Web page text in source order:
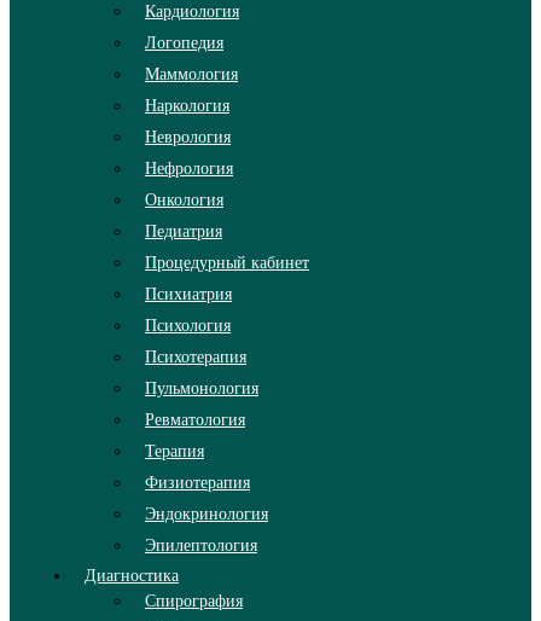
Кардиология
Логопедия
Маммология
Наркология
Неврология
Нефрология
Онкология
Педиатрия
Процедурный кабинет
Психиатрия
Психология
Психотерапия
Пульмонология
Ревматология
Терапия
Физиотерапия
Эндокринология
Эпилептология
Диагностика
Спирография